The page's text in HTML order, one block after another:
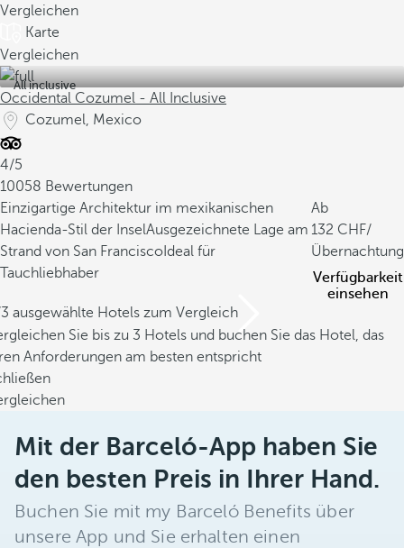
Vergleichen
Karte
Vergleichen
All inclusive
Occidental Cozumel - All Inclusive
Cozumel, Mexico
4/5
10058 Bewertungen
Einzigartige Architektur im mexikanischen
Hacienda-Stil der InselAusgezeichnete Lage am
Strand von San Francisco Ideal für
Tauchliebhaber
Ab
132
/
Übernachtung
Verfügbarkeit
einsehen
ausgewählte Hotels zum Vergleich
Sie bis zu 3 Hotels und buchen Sie das Hotel, das
Anforderungen am besten entspricht
Mit der Barceló-App haben Sie
den besten Preis in Ihrer Hand.
Buchen Sie mit my Barceló Benefits über
unsere App und Sie erhalten einen